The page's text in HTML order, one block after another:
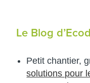
Le Blog
Petit chantier,
solutions pour